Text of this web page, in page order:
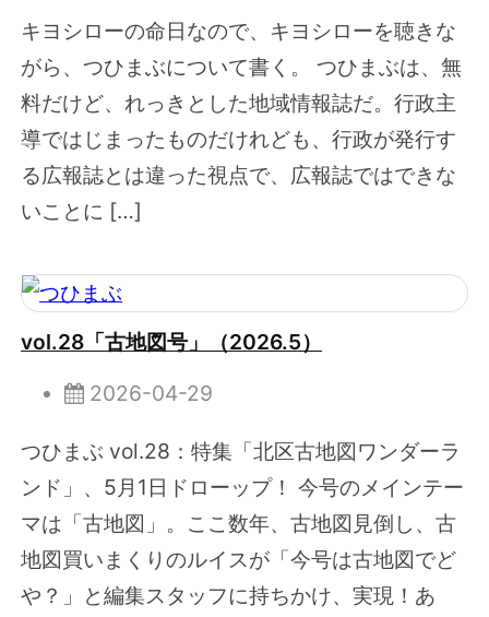
キヨシローの命日なので、キヨシローを聴きな
がら、つひまぶについて書く。 つひまぶは、無
料だけど、れっきとした地域情報誌だ。行政主
導ではじまったものだけれども、行政が発行す
る広報誌とは違った視点で、広報誌ではできな
いことに […]
vol.28「古地図号」（2026.5）
2026-04-29
つひまぶ vol.28：特集「北区古地図ワンダーラ
ンド」、5月1日ドローップ！ 今号のメインテー
マは「古地図」。ここ数年、古地図見倒し、古
地図買いまくりのルイスが「今号は古地図でど
や？」と編集スタッフに持ちかけ、実現！あ